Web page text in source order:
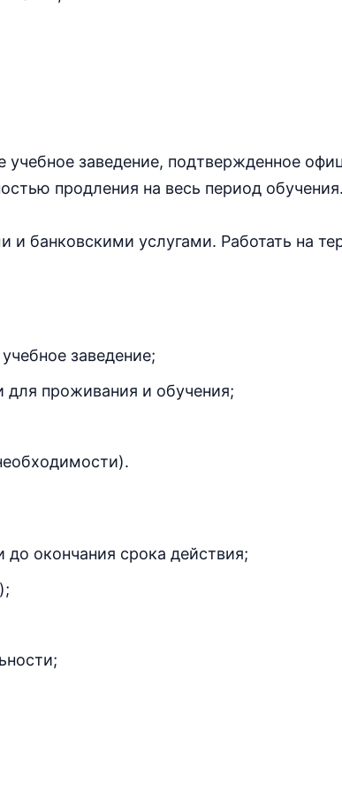
учебное заведение, подтвержденное
продления на весь период обучения.
банковскими услугами. Работать на
заведение;
для проживания и обучения;
окончания срока действия;